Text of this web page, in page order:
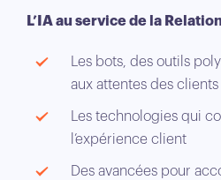
L’IA au service de la
Les bots, des outils
aux attentes des clients
Les technologies qui
l’expérience client
Des avancées pour